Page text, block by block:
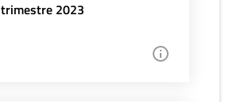
2023